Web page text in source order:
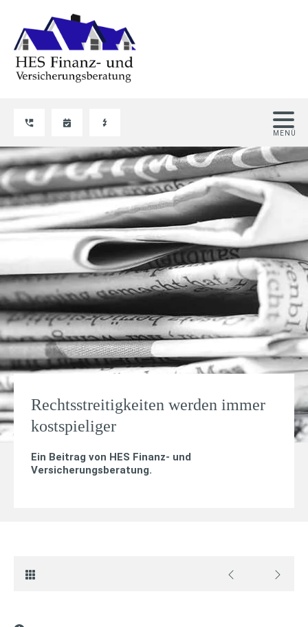
Rechtsstreitigkeiten werden immer
kostspieliger
Ein Beitrag von HES Finanz- und
Versicherungsberatung.